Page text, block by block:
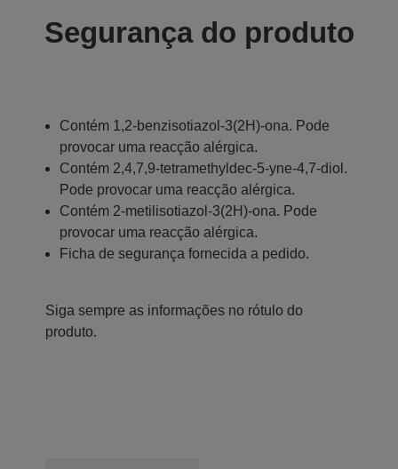
Segurança do produto
Contém 1,2-benzisotiazol-3(2H)-ona. Pode
provocar uma reacção alérgica.
Contém 2,4,7,9-tetramethyldec-5-yne-4,7-diol.
Pode provocar uma reacção alérgica.
Contém 2-metilisotiazol-3(2H)-ona. Pode
provocar uma reacção alérgica.
Ficha de segurança fornecida a pedido.
Siga sempre as informações no rótulo do
produto.